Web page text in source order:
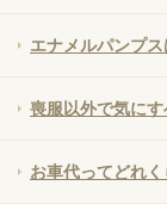
エナメルパンプス
喪服以外で気に
お車代ってどれ